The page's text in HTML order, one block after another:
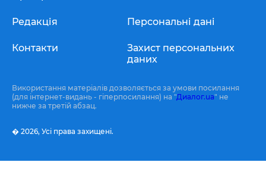
Редакція
Контакти
Персональні дані
Захист персональних
даних
Використання матеріалів дозволяється за умови посилання
(для інтернет-видань - гіперпосилання) на "Диалог.ua" не
нижче за третій абзац.
� 2026, Усі права захищені.